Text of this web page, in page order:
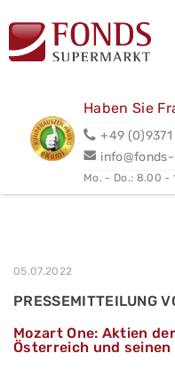
Haben Sie
+49
Mo. - Do.: 8.00 -
05.07.2022
PRESSEMITTEILUNG
Mozart One: Aktien
Österreich und